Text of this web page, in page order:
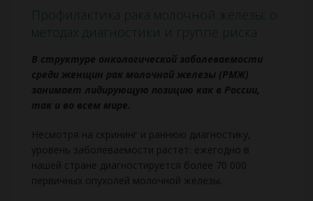
Профилактика рака молочной железы: о
методах диагностики и группе риска
В структуре онкологической заболеваемости
среди женщин рак молочной железы (РМЖ)
занимает лидирующую позицию как в России,
так и во всем мире.
Несмотря на скрининг и раннюю диагностику,
уровень заболеваемости растет: ежегодно в
нашей стране диагностируется более 70 000
первичных опухолей молочной железы.